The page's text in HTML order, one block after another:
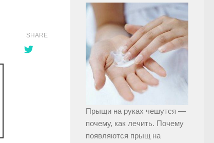
SHARE
Прыщи на руках чешутся —
почему, как лечить. Почему
появляются прыщ на